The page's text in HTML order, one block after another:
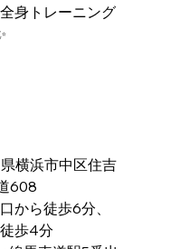
身トレーニング
608
歩4分